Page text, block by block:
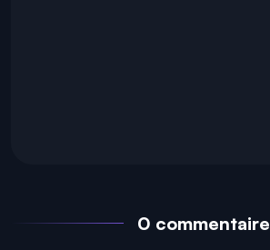
0 commentaire